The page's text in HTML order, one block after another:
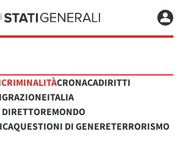
CRIMINALITÀCRONACADIRITTI
ITALIA
MONDO
QUESTIONI DI GENERETERRORISMO